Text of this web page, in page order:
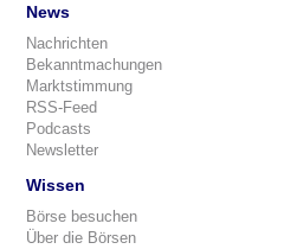
News
Nachrichten
Bekanntmachungen
Marktstimmung
RSS-Feed
Podcasts
Newsletter
Wissen
Börse besuchen
Über die Börsen